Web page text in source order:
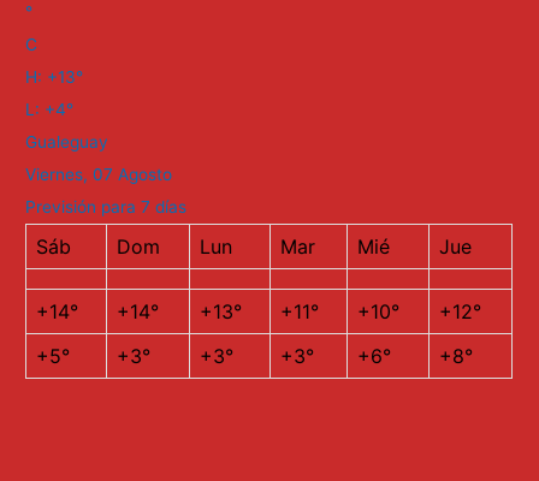
°
C
H: +13°
L: +4°
Gualeguay
Viernes, 07 Agosto
Previsión para 7 días
Sáb Dom Lun Mar Mié Jue
+14° +14° +13° +11° +10° +12°
+5° +3° +3° +3° +6° +8°